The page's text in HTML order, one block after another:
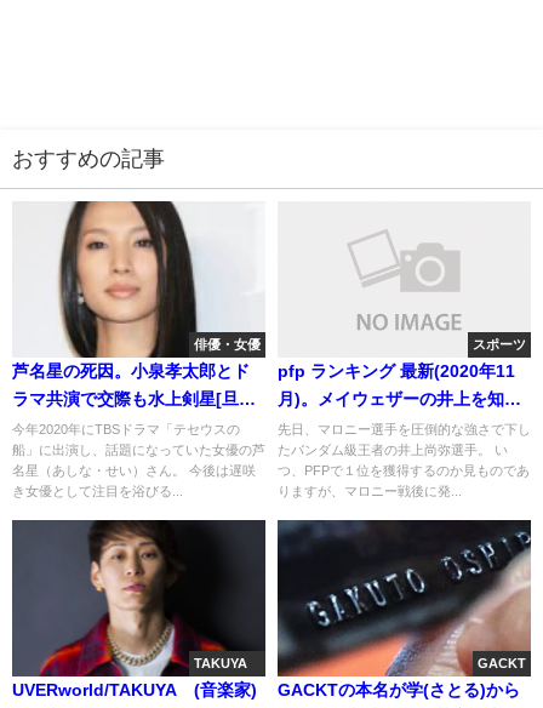
おすすめの記事
俳優・女優
芦名星の死因。小泉孝太郎とド
ラマ共演で交際も水上剣星[旦那]
と結婚?[画像]
今年2020年にTBSドラマ「テセウスの
船」に出演し、話題になっていた女優の芦
名星（あしな・せい）さん。 今後は遅咲
き女優として注目を浴びる...
スポーツ
pfp ランキング 最新(2020年11
月)。メイウェザーの井上を知ら
ないは嘘
先日、マロニー選手を圧倒的な強さで下し
たバンダム級王者の井上尚弥選手。 い
つ、PFPで１位を獲得するのか見ものであ
りますが、マロニー戦後に発...
TAKUYA∞
UVERworld/TAKUYA∞(音楽家)
GACKT
GACKTの本名が学(さとる)から